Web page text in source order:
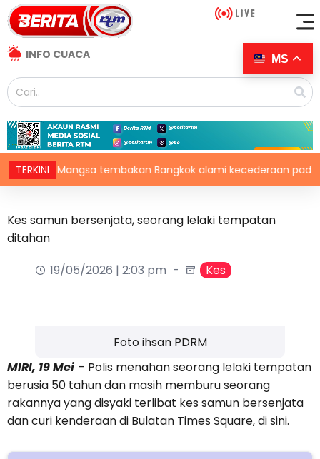
INFO CUACA
TERKINI
Mangsa tembakan Bangkok alami kecederaan pada organ
Kes samun bersenjata, seorang lelaki tempatan
ditahan
19/05/2026 | 2:03 pm
Kes
Foto ihsan PDRM
MIRI, 19 Mei – Polis menahan seorang lelaki tempatan
berusia 50 tahun dan masih memburu seorang
rakannya yang disyaki terlibat kes samun bersenjata
dan curi kenderaan di Bulatan Times Square, di sini.
MS